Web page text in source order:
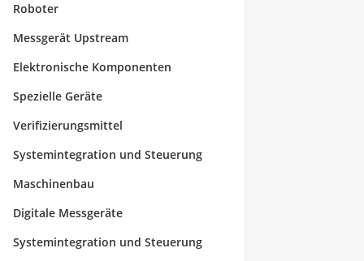
Roboter
Messgerät Upstream
Elektronische Komponenten
Spezielle Geräte
Verifizierungsmittel
Systemintegration und Steuerung
Maschinenbau
Digitale Messgeräte
Systemintegration und Steuerung